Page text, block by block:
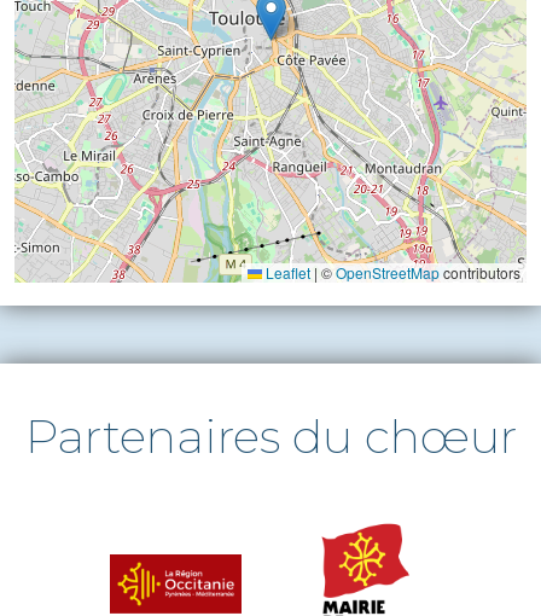
Leaflet | ©OpenStreetMapcontributors
Partenaires du chœur